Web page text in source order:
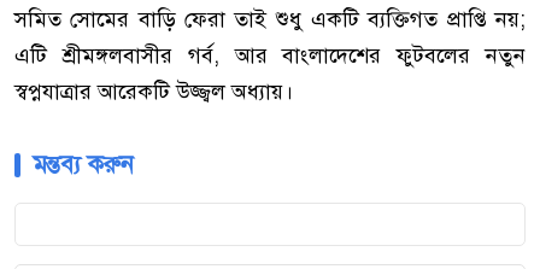
সমিত সোমের বাড়ি ফেরা তাই শুধু একটি ব্যক্তিগত প্রাপ্তি নয়;
এটি শ্রীমঙ্গলবাসীর গর্ব, আর বাংলাদেশের ফুটবলের নতুন
স্বপ্নযাত্রার আরেকটি উজ্জ্বল অধ্যায়।
মন্তব্য করুন